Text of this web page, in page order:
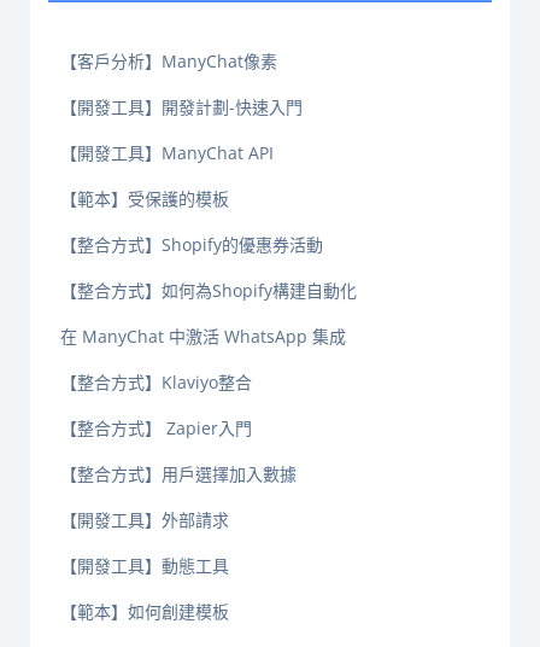
【客戶分析】ManyChat像素
【開發工具】開發計劃-快速入門
【開發工具】ManyChat API
【範本】受保護的模板
【整合方式】Shopify的優惠券活動
【整合方式】如何為Shopify構建自動化
在 ManyChat 中激活 WhatsApp 集成
【整合方式】Klaviyo整合
【整合方式】 Zapier入門
【整合方式】用戶選擇加入數據
【開發工具】外部請求
【開發工具】動態工具
【範本】如何創建模板